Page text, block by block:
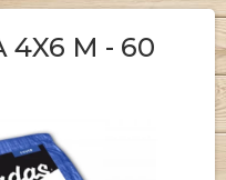
4X6 M - 60